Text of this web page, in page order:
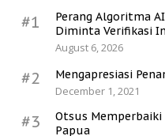
#1
Perang Algoritma
Diminta Verifikasi
August 6, 2026
#2
Mengapresiasi
December 1, 2021
#3
Otsus
Papua